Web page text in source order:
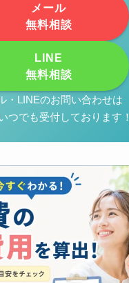
メール
無料相談
LINE
無料相談
・LINEのお問い合わせは
つでも受付しております！